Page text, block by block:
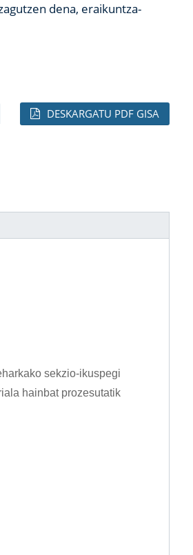
dena, eraikuntza-
DESKARGATU PDF GISA
sekzio-ikuspegi
hainbat prozesutatik